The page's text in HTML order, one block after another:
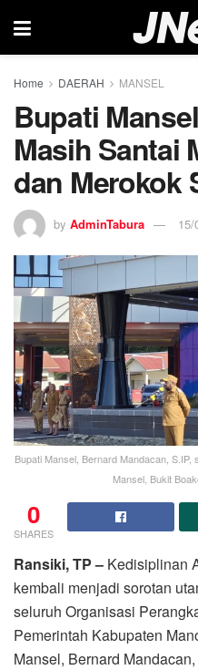
Home DAERAH MANSEL
Bupati
Masih Santai
dan Merokok
by AdminTabura 15/
Bupati Mansel, Bernard Mandacan,
Mansel, Bukit
0
SHARES
Ransiki, TP – Kedisiplinan
kembali menjadi sorotan
seluruh Organisasi
Pemerintah Kabupaten
Mansel, Bernard